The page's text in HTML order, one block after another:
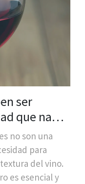
ser
que nadie
no son una
para
del vino.
es esencial y